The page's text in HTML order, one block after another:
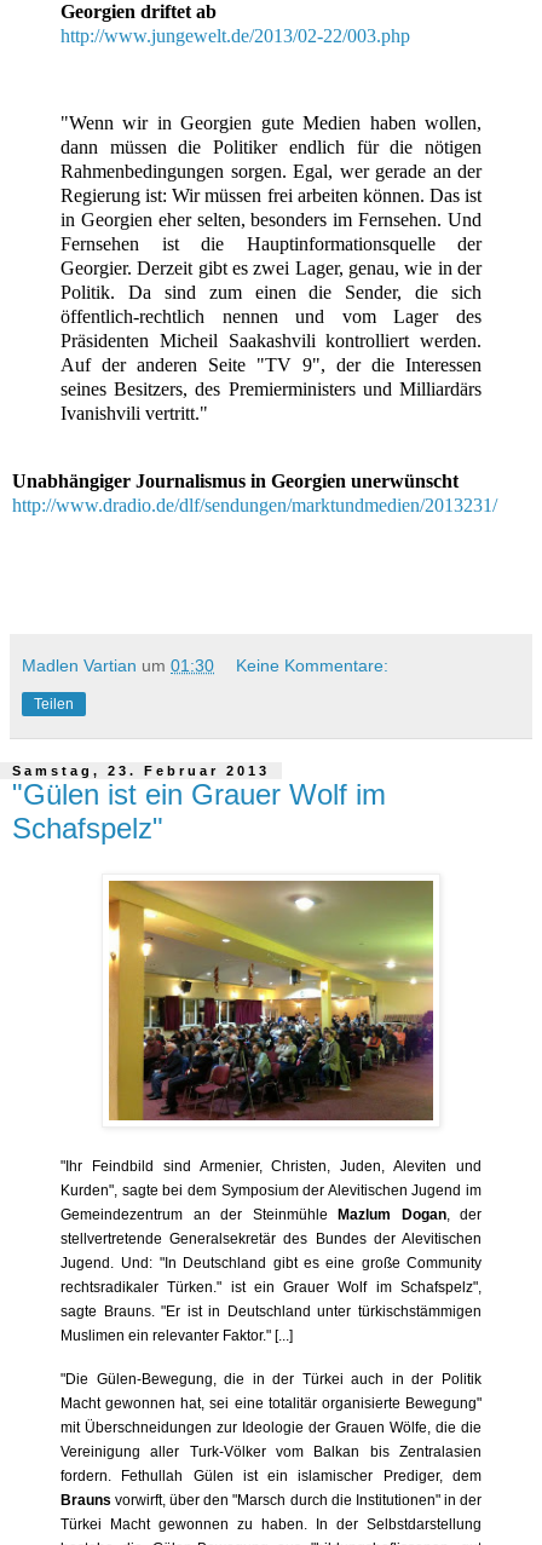
Georgien driftet ab
http://www.jungewelt.de/2013/02-22/003.php
"Wenn wir in Georgien gute Medien haben wollen,
dann müssen die Politiker endlich für die nötigen
Rahmenbedingungen sorgen. Egal, wer gerade an der
Regierung ist: Wir müssen frei arbeiten können. Das ist
in Georgien eher selten, besonders im Fernsehen. Und
Fernsehen ist die Hauptinformationsquelle der
Georgier. Derzeit gibt es zwei Lager, genau, wie in der
Politik. Da sind zum einen die Sender, die sich
öffentlich-rechtlich nennen und vom Lager des
Präsidenten Micheil Saakashvili kontrolliert werden.
Auf der anderen Seite "TV 9", der die Interessen
seines Besitzers, des Premierministers und Milliardärs
Ivanishvili vertritt."
Unabhängiger Journalismus in Georgien unerwünscht
http://www.dradio.de/dlf/sendungen/marktundmedien/2013231/
Madlen Vartian um 01:30 Keine Kommentare:
Teilen
Samstag, 23. Februar 2013
"Gülen ist ein Grauer Wolf im
Schafspelz"
" Ihr Feindbild sind Armenier, Christen, Juden, Aleviten und
Kurden", sagte bei dem Symposium der Alevitischen Jugend im
Gemeindezentrum an der Steinmühle
Mazlum Dogan, der
stellvertretende Generalsekretär des Bundes der Alevitischen
Jugend. Und: "In Deutschland gibt es eine große Community
rechtsradikaler Türken." ist ein Grauer Wolf im Schafspelz",
sagte Brauns. "Er ist in Deutschland unter türkischstämmigen
Muslimen ein relevanter Faktor." [...]
"Die Gülen-Bewegung, die in der Türkei auch in der Politik
Macht gewonnen hat, sei eine totalitär organisierte Bewegung"
mit Überschneidungen zur Ideologie der Grauen Wölfe, die die
Vereinigung aller Turk-Völker vom Balkan bis Zentralasien
fordern. Fethullah Gülen ist ein islamischer Prediger, dem
Brauns vorwirft, über den "Marsch durch die Institutionen" in der
Türkei Macht gewonnen zu haben. In der Selbstdarstellung